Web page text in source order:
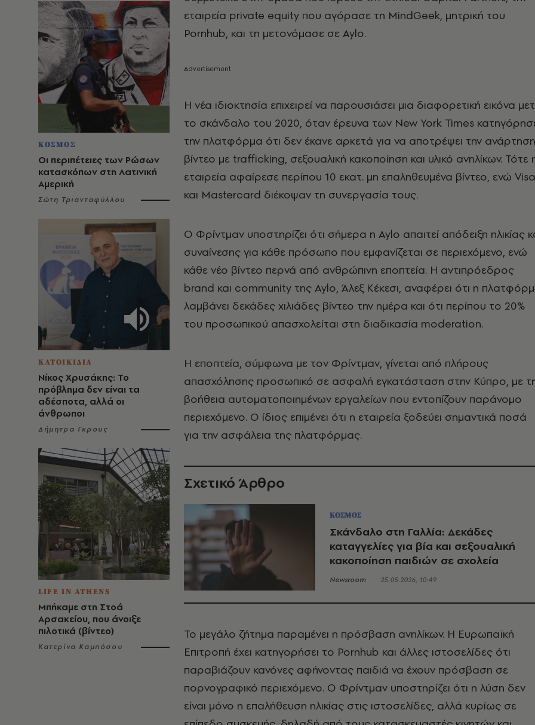
ΚΟΣΜΟΣ
Οι περιπέτειες των Ρώσων
κατασκόπων στη Λατινική
Αμερική
Σώτη Τριανταφύλλου
ΚΑΤΟΙΚΙΔΙΑ
Νίκος Χρυσάκης: Το
πρόβλημα δεν είναι τα
αδέσποτα, αλλά οι
άνθρωποι
Δήμητρα Γκρους
LIFE IN ATHENS
Μπήκαμε στη Στοά
Αρσακείου, που άνοιξε
πιλοτικά (βίντεο)
Κατερίνα Καμπόσου
εταιρεία private equity που αγόρασε τη MindGeek, μητρική του
Pornhub, και τη μετονόμασε σε Aylo.
Η νέα ιδιοκτησία επιχειρεί να παρουσιάσει μια διαφορετική εικόνα
το σκάνδαλο του 2020, όταν έρευνα των New York Times
την πλατφόρμα ότι δεν έκανε αρκετά για να αποτρέψει την ανάρτηση
βίντεο με trafficking, σεξουαλική κακοποίηση και υλικό ανηλίκων. Τότε
εταιρεία αφαίρεσε περίπου 10 εκατ. μη επαληθευμένα βίντεο, ενώ Visa
και Mastercard διέκοψαν τη συνεργασία τους.
Ο Φρίντμαν υποστηρίζει ότι σήμερα η Aylo απαιτεί απόδειξη ηλικίας
συναίνεσης για κάθε πρόσωπο που εμφανίζεται σε περιεχόμενο, ενώ
κάθε νέο βίντεο περνά από ανθρώπινη εποπτεία. Η αντιπρόεδρος
brand και community της Aylo, Άλεξ Κέκεσι, αναφέρει ότι η
λαμβάνει δεκάδες χιλιάδες βίντεο την ημέρα και ότι περίπου το 20%
του προσωπικού απασχολείται στη διαδικασία moderation.
Η εποπτεία, σύμφωνα με τον Φρίντμαν, γίνεται από πλήρους
απασχόλησης προσωπικό σε ασφαλή εγκατάσταση στην Κύπρο, με
βοήθεια αυτοματοποιημένων εργαλείων που εντοπίζουν παράνομο
περιεχόμενο. Ο ίδιος επιμένει ότι η εταιρεία ξοδεύει σημαντικά ποσά
για την ασφάλεια της πλατφόρμας.
Σχετικό Άρθρο
ΚΟΣΜΟΣ
Σκάνδαλο στη Γαλλία: Δεκάδες
καταγγελίες για βία και σεξουαλική
κακοποίηση παιδιών σε σχολεία
Newsroom 25.05.2026, 10:49
Το μεγάλο ζήτημα παραμένει η πρόσβαση ανηλίκων. Η Ευρωπαϊκή
Επιτροπή έχει κατηγορήσει το Pornhub και άλλες ιστοσελίδες ότι
παραβιάζουν κανόνες αφήνοντας παιδιά να έχουν πρόσβαση σε
πορνογραφικό περιεχόμενο. Ο Φρίντμαν υποστηρίζει ότι η λύση δεν
είναι μόνο η επαλήθευση ηλικίας στις ιστοσελίδες, αλλά κυρίως σε